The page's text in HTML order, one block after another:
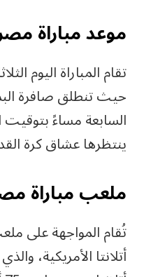
موعد مباراة
حيث تنطلق صافرة
السابعة مساءً بتوقيت
ينتظرها عشاق كرة
ملعب مباراة
تُقام المواجهة على
أتلانتا الأمريكية،